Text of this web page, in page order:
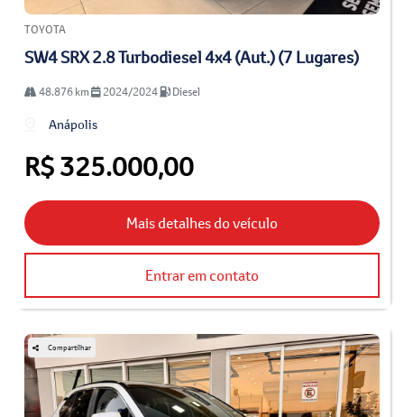
TOYOTA
SW4 SRX 2.8 Turbodiesel 4x4 (Aut.) (7 Lugares)
48.876 km 2024/2024 Diesel
Anápolis
R$ 325.000,00
Mais detalhes do veículo
Entrar em contato
Compartilhar